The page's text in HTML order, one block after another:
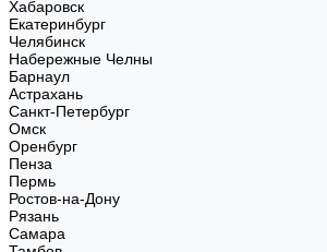
Хабаровск
Екатеринбург
Челябинск
Набережные Челны
Барнаул
Астрахань
Санкт-Петербург
Омск
Оренбург
Пенза
Пермь
Ростов-на-Дону
Рязань
Самара